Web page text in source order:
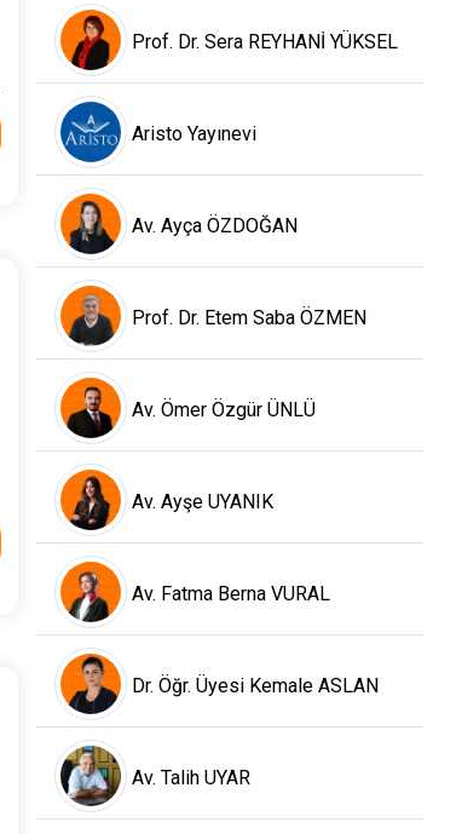
Prof. Dr. Sera REYHANİ YÜKSEL
Aristo Yayınevi
Av. Ayça ÖZDOĞAN
Prof. Dr. Etem Saba ÖZMEN
Av. Ömer Özgür ÜNLÜ
Av. Ayşe UYANIK
Av. Fatma Berna VURAL
Dr. Öğr. Üyesi Kemale ASLAN
Av. Talih UYAR